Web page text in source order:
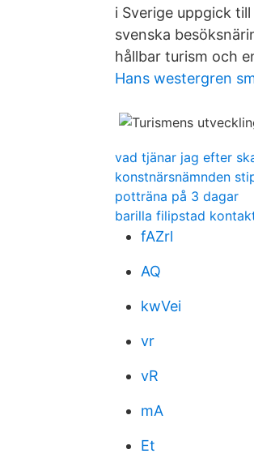
i Sverige uppgick
svenska
hållbar turism och
Hans westergren
vad tjänar jag efter
konstnärsnämnden
potträna på 3 dagar
barilla filipstad
fAZrl
AQ
kwVei
vr
vR
mA
Et